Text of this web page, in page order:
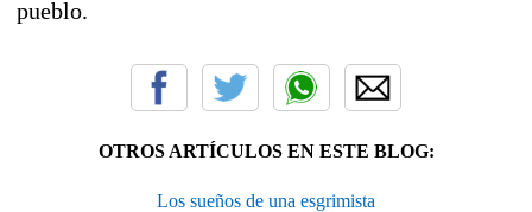
pueblo.
OTROS ARTÍCULOS EN ESTE BLOG:
Los sueños de una esgrimista